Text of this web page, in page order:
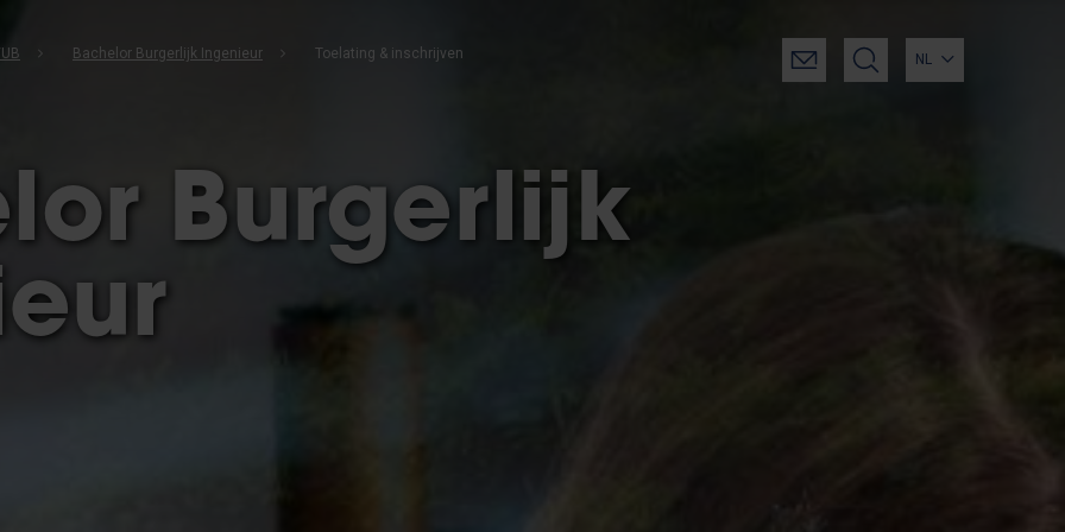
Bachelor Burgerlijk Ingenieur Toelating & inschrijven NL
Burgerlijk